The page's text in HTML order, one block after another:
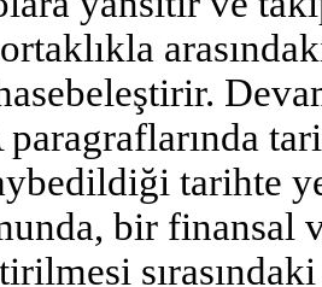
tarihte
bir finansal